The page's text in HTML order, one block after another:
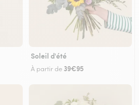
Soleil d'été
À partir de 39€95